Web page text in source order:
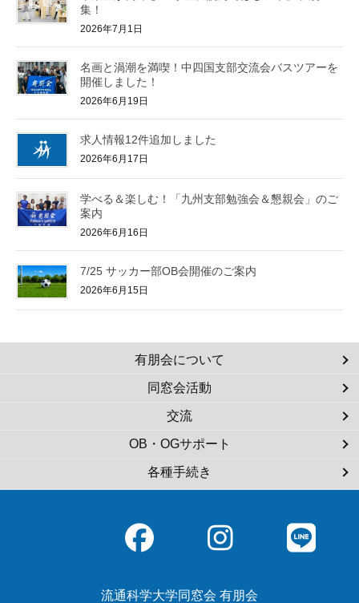
集！
2026年7月1日
名画と渦潮を満喫！中四国支部交流会バスツアーを
開催しました！
2026年6月19日
求人情報12件追加しました
2026年6月17日
学べる＆楽しむ！「九州支部勉強会＆懇親会」のご
案内
2026年6月16日
7/25 サッカー部OB会開催のご案内
2026年6月15日
有朋会について
同窓会活動
交流
OB・OGサポート
各種手続き
流通科学大学同窓会 有朋会